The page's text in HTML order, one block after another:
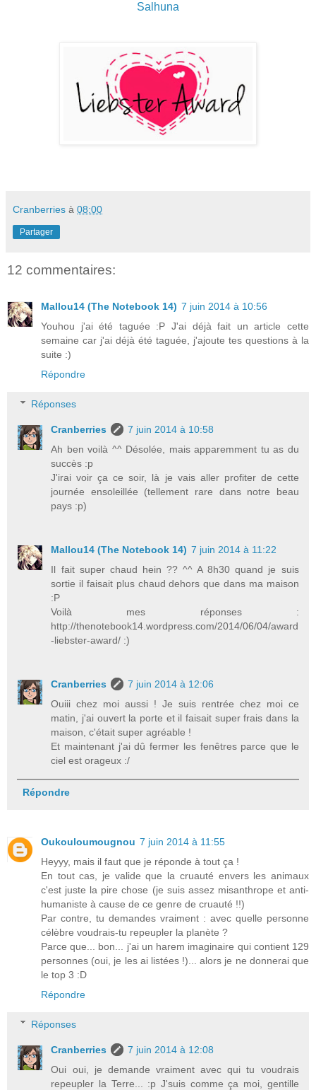
Salhuna
Cranberries à 08:00
Partager
12 commentaires:
Mallou14 (The Notebook 14) 7 juin 2014 à 10:56
Youhou j'ai été taguée :P J'ai déjà fait un article cette
semaine car j'ai déjà été taguée, j'ajoute tes questions à la
suite :)
Répondre
Réponses
Cranberries
7 juin 2014 à 10:58
Ah ben voilà ^^ Désolée, mais apparemment tu as du
succès :p
J'irai voir ça ce soir, là je vais aller profiter de cette
journée ensoleillée (tellement rare dans notre beau
pays :p)
Mallou14 (The Notebook 14) 7 juin 2014 à 11:22
Il fait super chaud hein ?? ^^ A 8h30 quand je suis
sortie il faisait plus chaud dehors que dans ma maison
:P
Voilà mes réponses :
http://thenotebook14.wordpress.com/2014/06/04/award
-liebster-award/ :)
Cranberries
7 juin 2014 à 12:06
Ouiii chez moi aussi ! Je suis rentrée chez moi ce
matin, j'ai ouvert la porte et il faisait super frais dans la
maison, c'était super agréable !
Et maintenant j'ai dû fermer les fenêtres parce que le
ciel est orageux :/
Répondre
Oukouloumougnou 7 juin 2014 à 11:55
Heyyy, mais il faut que je réponde à tout ça !
En tout cas, je valide que la cruauté envers les animaux
c'est juste la pire chose (je suis assez misanthrope et anti-
humaniste à cause de ce genre de cruauté !!)
Par contre, tu demandes vraiment : avec quelle personne
célèbre voudrais-tu repeupler la planète ?
Parce que... bon... j'ai un harem imaginaire qui contient 129
personnes (oui, je les ai listées !)... alors je ne donnerai que
le top 3 :D
Répondre
Réponses
Cranberries
7 juin 2014 à 12:08
Oui oui, je demande vraiment avec qui tu voudrais
repeupler la Terre... :p J'suis comme ça moi, gentille